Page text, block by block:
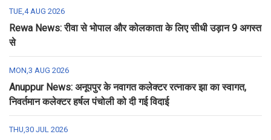
TUE,4 AUG 2026
Rewa News: रीवा से भोपाल और कोलकाता के लिए सीधी उड़ान 9 अगस्त
से
MON,3 AUG 2026
Anuppur News: अनूपपुर के नवागत कलेक्टर रत्नाकर झा का स्वागत,
निवर्तमान कलेक्टर हर्षल पंचोली को दी गई विदाई
THU,30 JUL 2026